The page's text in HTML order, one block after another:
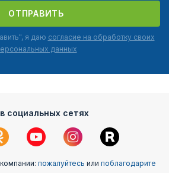
ОТПРАВИТЬ
я даю согласие на обработку своих
данных
социальных сетях
пожалуйтесь или поблагодарите